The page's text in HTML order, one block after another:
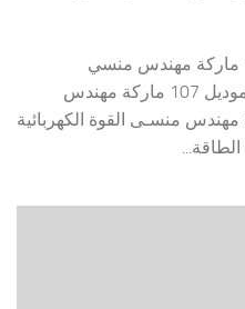
ماكينات تغليف شرنك موديل 107 ماركة مهندس منسي
مواصفات ماكينات تغليف شرنك موديل 107 ماركة مهندس
الماكينة 107 ماركة مهندس منسـى القوة الكهربائية